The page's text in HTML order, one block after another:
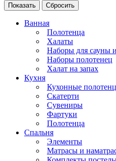
Сбросить
Ванная
Полотенца
Халаты
Наборы для сауны
Наборы полотенец
Халат на запах
Кухня
Кухонные
Скатерти
Сувениры
Фартуки
Полотенца
Спальня
Элементы
Матрасы и